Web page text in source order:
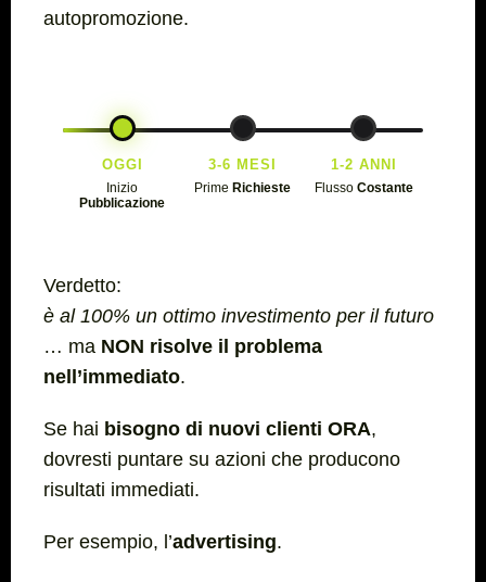
autopromozione.
OGGI
Inizio
Pubblicazione
3-6 MESI
Prime Richieste
1-2 ANNI
Flusso Costante
Verdetto:
è al 100% un ottimo investimento per il futuro
… ma NON risolve il problema
nell’immediato.
Se hai bisogno di nuovi clienti ORA,
dovresti puntare su azioni che producono
risultati immediati.
Per esempio, l’advertising.